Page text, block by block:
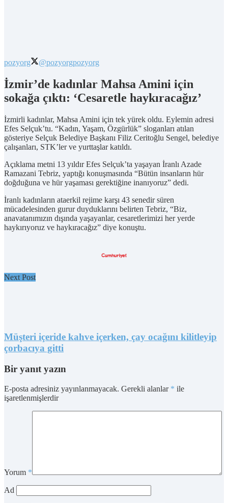
pozyorg @pozyorgpozyorg
İzmir’de kadınlar Mahsa Amini için
sokağa çıktı: ‘Cesaretle haykıracağız’
İzmirli kadınlar, Mahsa Amini için tek yürek oldu. Eylemin adresi
Efes Selçuk’tu. “Kadın, Yaşam, Özgürlük” sloganları atılan
gösteriye Selçuk Belediye Başkanı Filiz Ceritoğlu Sengel, belediye
çalışanları, STK’ler ve yurttaşlar katıldı.
Açıklama metni 13 yıldır Efes Selçuk’ta yaşayan İranlı Azade
Ramazani Tebriz, yaptığı konuşmasında “Bütün insanların hür
doğduğuna ve hür yaşaması gerektiğine inanıyoruz” dedi.
İranlı kadınların ataerkil rejime karşı 43 senedir süren
mücadelesinden gurur duyduklarını belirten Tebriz, “Biz,
anavatanımızın dışında yaşayanlar, cesaretlerimizi her yerde
haykırıyoruz ve haykıracağız” diye konuştu.
Next Post
Müşteri içeride kahve içerken, çay ocağını kilitleyip
çorbacıya gitti
Bir yanıt yazın
E-posta adresiniz yayınlanmayacak. Gerekli alanlar * ile
işaretlenmişlerdir
Yorum *
Ad